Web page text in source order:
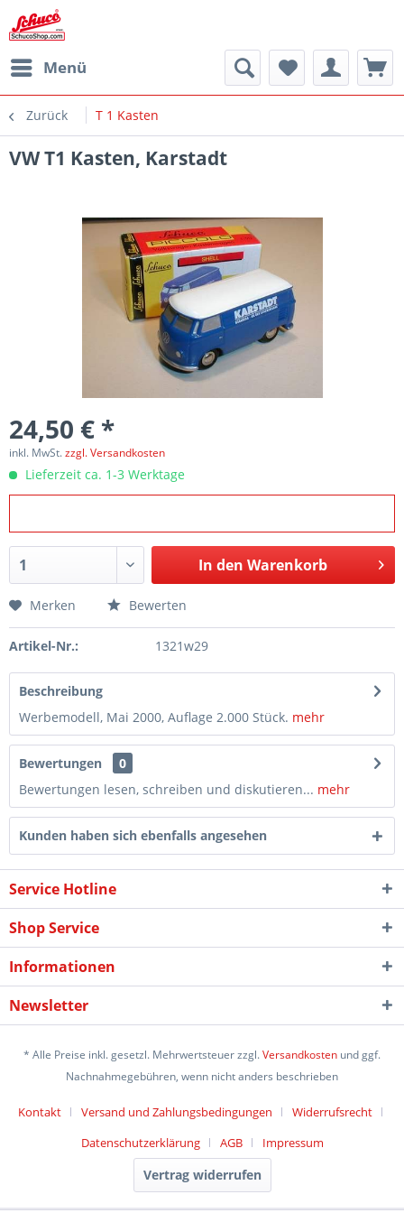
Menü
Zurück T 1 Kasten
VW T1 Kasten, Karstadt
24,50 € *
inkl. MwSt.zzgl. Versandkosten
Lieferzeit ca. 1-3 Werktage
In den Warenkorb
Merken Bewerten
Artikel-Nr.: 1321w29
Beschreibung
Werbemodell, Mai 2000, Auflage 2.000 Stück. mehr
Bewertungen
0
Bewertungen lesen, schreiben und diskutieren... mehr
Kunden haben sich ebenfalls angesehen
Service Hotline
Shop Service
Informationen
Newsletter
* Alle Preise inkl. gesetzl. Mehrwertsteuer zzgl.Versandkosten und ggf.
Nachnahmegebühren, wenn nicht anders beschrieben
Kontakt Versand und Zahlungsbedingungen
Widerrufsrecht
Datenschutzerklärung
AGB Impressum
Vertrag widerrufen